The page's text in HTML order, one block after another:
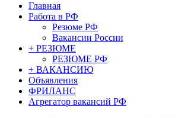
Главная
Работа в РФ
Резюме РФ
Вакансии России
+ РЕЗЮМЕ
РЕЗЮМЕ РФ
+ ВАКАНСИЮ
Объявления
ФРИЛАНС
Агрегатор вакансий РФ